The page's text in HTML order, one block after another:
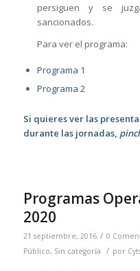
persiguen y se
sancionados.
Para ver el programa:
Programa 1
Programa 2
Si quieres ver las
durante las jornadas,
Programas
2020
21 septiembre, 2016 / 0
Público, Sin categoría / por